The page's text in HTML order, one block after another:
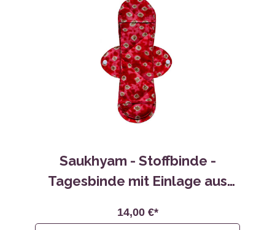
Saukhyam - Stoffbinde -
Tagesbinde mit Einlage aus
14,00 €*